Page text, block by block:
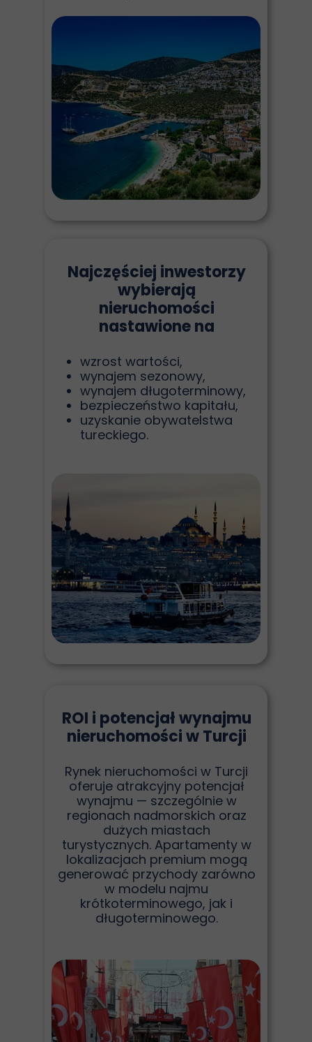
Najczęściej inwestorzy
wybierają
nieruchomości
nastawione na
wzrost wartości,
wynajem sezonowy,
wynajem długoterminowy,
bezpieczeństwo kapitału,
uzyskanie obywatelstwa
tureckiego.
ROI i potencjał wynajmu
nieruchomości w Turcji
Rynek nieruchomości w Turcji
oferuje atrakcyjny potencjał
wynajmu — szczególnie w
regionach nadmorskich oraz
dużych miastach
turystycznych. Apartamenty w
lokalizacjach premium mogą
generować przychody zarówno
w modelu najmu
krótkoterminowego, jak i
długoterminowego.